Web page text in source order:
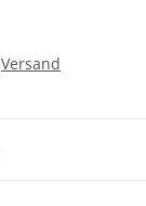
Versand